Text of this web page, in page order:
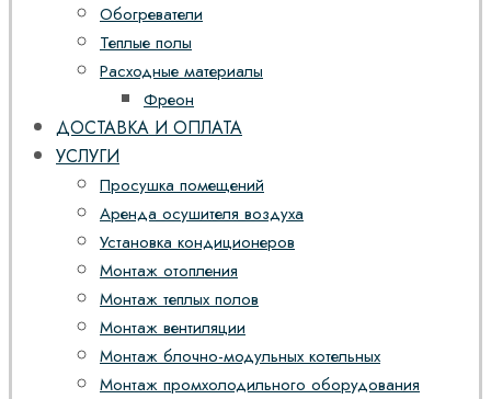
Обогреватели
Теплые полы
Расходные материалы
Фреон
ДОСТАВКА И ОПЛАТА
УСЛУГИ
Просушка помещений
Аренда осушителя воздуха
Установка кондиционеров
Монтаж отопления
Монтаж теплых полов
Монтаж вентиляции
Монтаж блочно-модульных котельных
Монтаж промхолодильного оборудования